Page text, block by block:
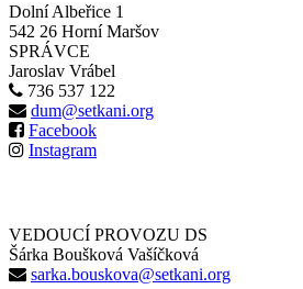
Dolní Albeřice 1
542 26 Horní Maršov
SPRÁVCE
Jaroslav Vrábel
736 537 122
dum@setkani.org
Facebook
Instagram
VEDOUCÍ PROVOZU DS
Šárka Boušková Vašíčková
sarka.bouskova@setkani.org